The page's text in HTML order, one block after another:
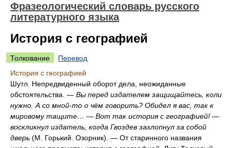
Фразеологический словарь русского
литературного языка
История с географией
Толкование
Перевод
История с географией
Шутл. Непредвиденный оборот дела, неожиданные
обстоятельства. — Вы перед издателем защищайтесь, коли
нужно. А со мной-то о чём говорить? Обидел я вас, так к
мировому тащите… — Вот так история с географией! —
воскликнул издатель, когда Гвоздев захлопнул за собой
дверь (М. Горький. Озорник). — От старинного названия